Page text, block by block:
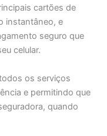
cartões de
instantâneo, e
seguro que
celular.
os serviços
e permitindo que
quando